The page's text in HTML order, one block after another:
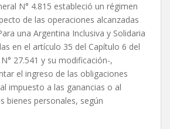
N° 4.815 estableció un régimen
de las operaciones alcanzadas
una Argentina Inclusiva y Solidaria
en el artículo 35 del Capítulo 6 del
27.541 y su modificación-,
el ingreso de las obligaciones
impuesto a las ganancias o al
bienes personales, según